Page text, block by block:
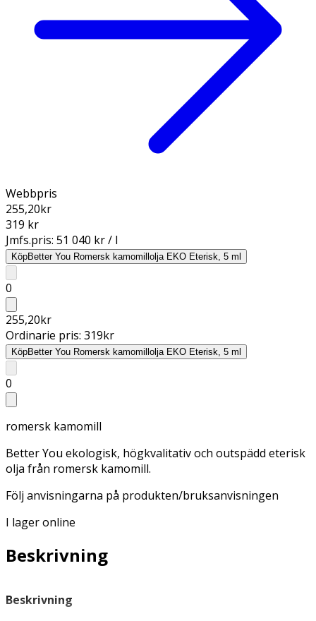
Webbpris
255,20kr
319 kr
Jmfs.pris: 51 040 kr / l
KöpBetter You Romersk kamomillolja EKO Eterisk, 5 ml
0
255,20kr
Ordinarie pris: 319kr
KöpBetter You Romersk kamomillolja EKO Eterisk, 5 ml
0
romersk kamomill
Better You ekologisk, högkvalitativ och outspädd eterisk
olja från romersk kamomill.
Följ anvisningarna på produkten/bruksanvisningen
I lager online
Beskrivning
Beskrivning